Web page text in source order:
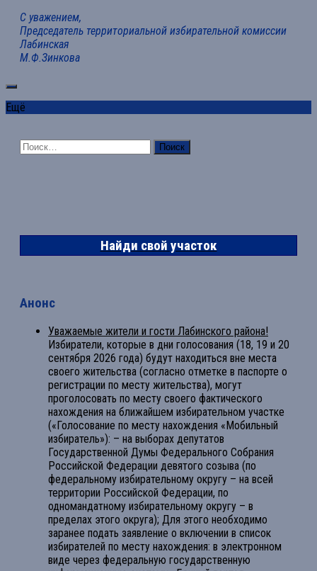
С уважением,
Председатель территориальной избирательной комиссии
Лабинская
М.Ф.Зинкова
Ещё
Найти:
Найди свой участок
Анонс
Уважаемые жители и гости Лабинского района!
Избиратели, которые в дни голосования (18, 19 и 20
сентября 2026 года) будут находиться вне места
своего жительства (согласно отметке в паспорте о
регистрации по месту жительства), могут
проголосовать по месту своего фактического
нахождения на ближайшем избирательном участке
(«Голосование по месту нахождения «Мобильный
избиратель»): – на выборах депутатов
Государственной Думы Федерального Собрания
Российской Федерации девятого созыва (по
федеральному избирательному округу – на всей
территории Российской Федерации, по
одномандатному избирательному округу – в
пределах этого округа); Для этого необходимо
заранее подать заявление о включении в список
избирателей по месту нахождения: в электронном
виде через федеральную государственную